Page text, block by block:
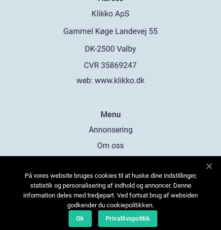
web: www.klikko.dk
Menu
Annonsering
Om oss
Kontakta oss
Sitemap
På vores website bruges cookies til at huske dine indstillinger,
statistik og personalisering af indhold og annoncer. Denne
information deles med tredjepart. Ved fortsat brug af websiden
godkender du cookiepolitikken.
Ok
Privatlivspolitik